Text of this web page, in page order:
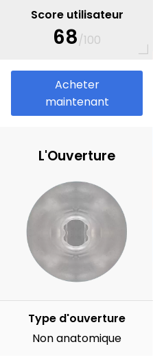
Score utilisateur
68/100
Acheter
maintenant
L'Ouverture
Type d'ouverture
Non anatomique